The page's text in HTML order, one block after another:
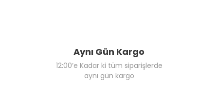
Aynı Gün Kargo
12:00’e Kadar ki tüm siparişlerde
aynı gün kargo